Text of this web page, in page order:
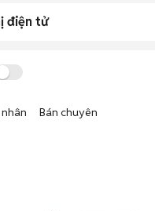
điện tử
Bán chuyên